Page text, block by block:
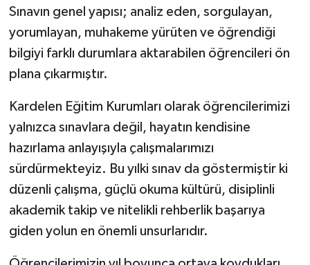
Sınavın genel yapısı; analiz eden, sorgulayan,
yorumlayan, muhakeme yürüten ve öğrendiği
bilgiyi farklı durumlara aktarabilen öğrencileri ön
plana çıkarmıştır.
Kardelen Eğitim Kurumları olarak öğrencilerimizi
yalnızca sınavlara değil, hayatın kendisine
hazırlama anlayışıyla çalışmalarımızı
sürdürmekteyiz. Bu yılki sınav da göstermiştir ki
düzenli çalışma, güçlü okuma kültürü, disiplinli
akademik takip ve nitelikli rehberlik başarıya
giden yolun en önemli unsurlarıdır.